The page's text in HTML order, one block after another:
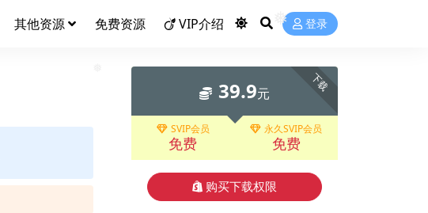
❅
其他资源 免费资源 VIP介绍 登录
下载
39.9元
SVIP会员
免费
永久SVIP会员
免费
购买下载权限